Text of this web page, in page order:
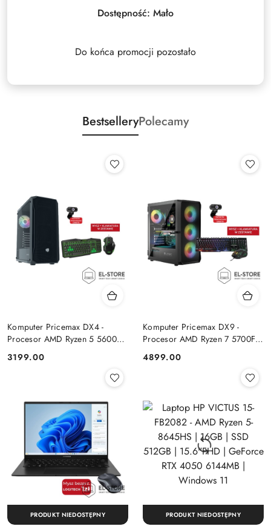
30
dniDostępność: Mało
Do końca promocji pozostało
BestselleryPolecamy
Komputer Pricemax DX4 -
Procesor AMD Ryzen 5 5600G
512GB Win 11 PRO
Cena:
3199.00
Komputer Pricemax DX9 -
Procesor AMD Ryzen 7 5700F |
GeForce RTX 5050 8GB | Win
Cena:
4899.00
PRODUKT NIEDOSTĘPNY PRODUKT NIEDOSTĘPNY